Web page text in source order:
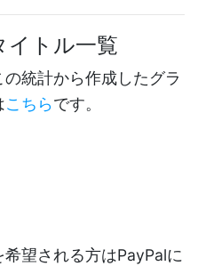
イトル一覧
統計から作成したグラ
こちらです。
望される方はPayPalに